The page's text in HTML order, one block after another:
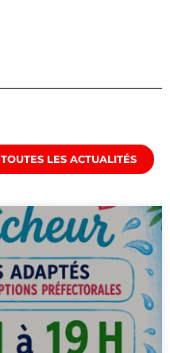
TOUTES LES ACTUALITÉS